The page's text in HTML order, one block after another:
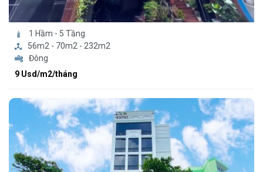
1 Hầm - 5 Tầng
56m2 - 70m2 - 232m2
Đông
9 Usd/m2/tháng